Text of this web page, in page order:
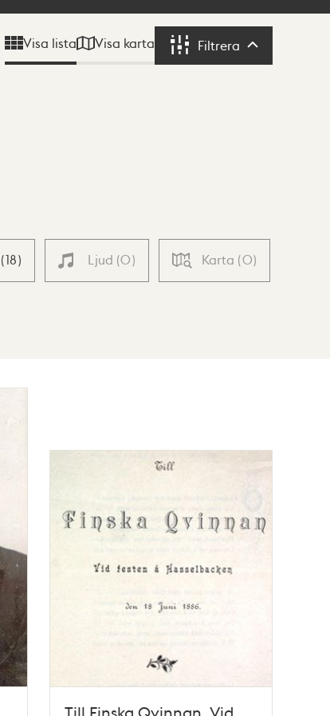
Visa lista Visa karta Filtrera Filtrera
(18) Ljud (0) Karta (0)
Till Finska Qvinnan. Vid